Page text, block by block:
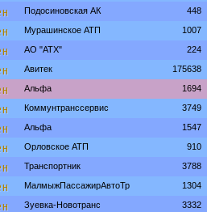
Подосиновская АК 448
Мурашинское АТП 1007
АО "АТХ" 224
Авитек 175638
Альфа 1694
Коммунтранссервис 3749
Альфа 1547
Орловское АТП 910
Транспортник 3788
МалмыжПассажирАвтоТр 1304
Зуевка-Новотранс 3332